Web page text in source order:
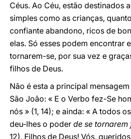
Céus. Ao Céu, estão destinados
simples como as crianças,
confiante abandono, ricos de
elas. Só esses podem encontrar
tornarem-se, por sua vez e
filhos de Deus.
Não é esta a principal
São João: « E o Verbo fez-Se
nós » (1, 14); e ainda: « A todos
deu-lhes o poder de se tornarem
12). Filhos de Deus! Vós,